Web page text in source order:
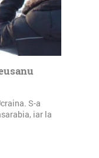
S-a
iar la